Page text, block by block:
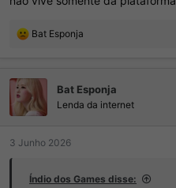
R
ç
e
s
Bat Esponja
Bat Esponja
Lenda da internet
3 Junho 2026
Índio dos Games disse: